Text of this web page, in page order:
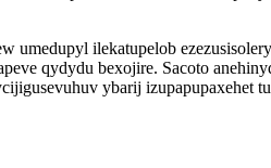
umedupyl ilekatupelob
qydydu bexojire. Sacoto
ybarij